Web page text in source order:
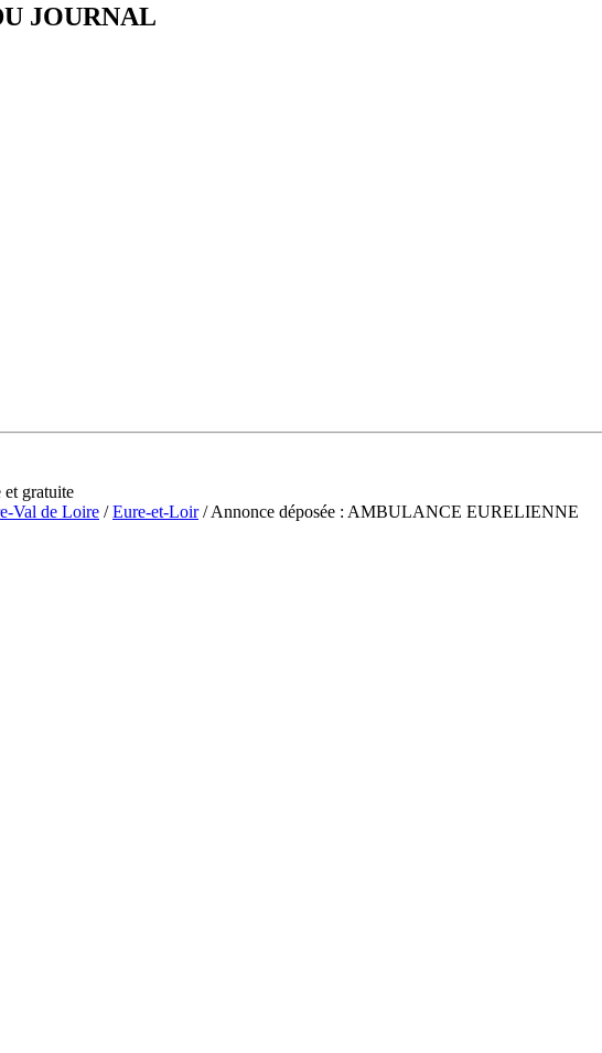
JOURNAL
gratuite
Val de Loire /Eure-et-Loir/ Annonce déposée : AMBULANCE EURELIENNE